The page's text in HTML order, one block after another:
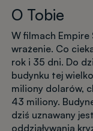
O Tobie
W filmach
wrażenie. Co
rok i 35 dni. Do
budynku tej
miliony dolarów,
43 miliony.
dziś uznawany
oddziaływania